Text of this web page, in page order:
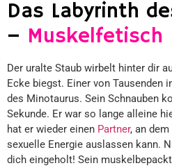
Das Labyrinth
– Muskelfetisch
Der uralte Staub wirbelt hinter dir
Ecke biegst. Einer von Tausenden
des Minotaurus. Sein Schnauben
Sekunde. Er war so lange alleine
hat er wieder einen Partner, an
sexuelle Energie auslassen kann.
dich eingeholt! Sein